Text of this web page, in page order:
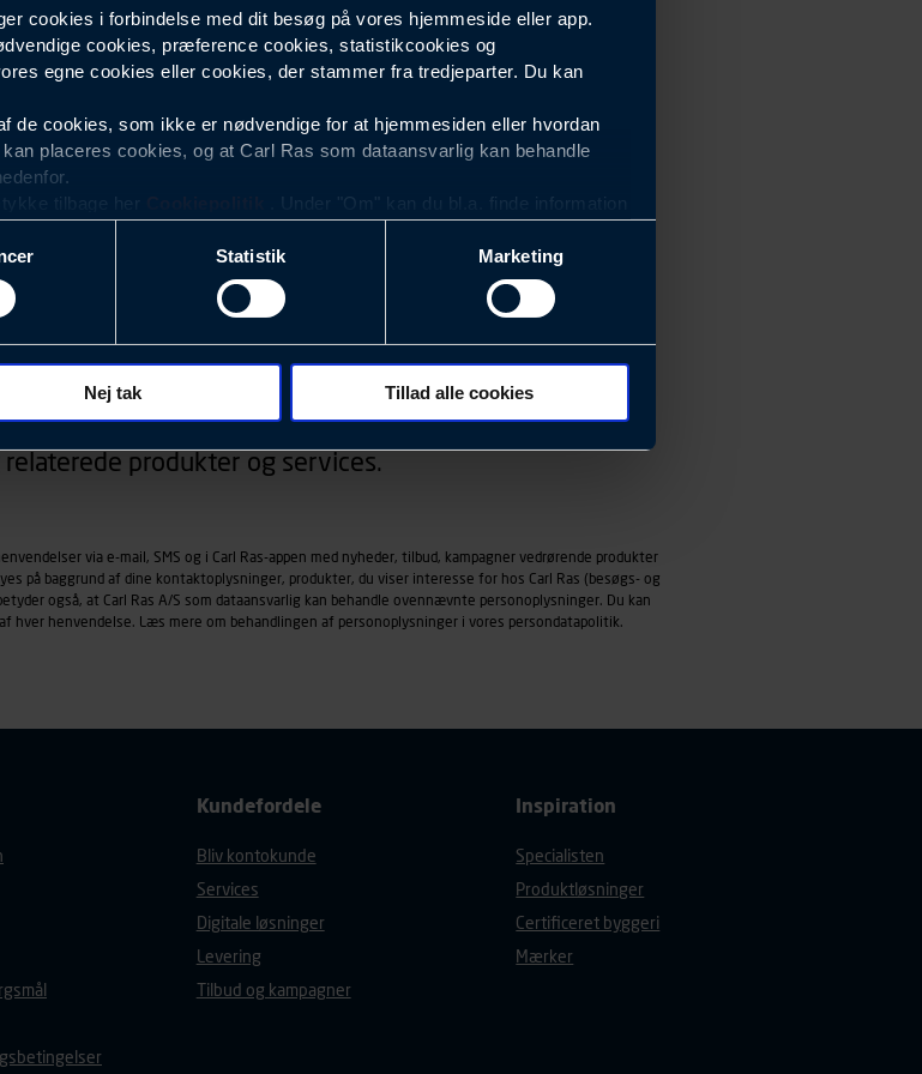
cookies i forbindelse med dit besøg på vores hjemmeside eller app.
cookies, præference cookies, statistikcookies og
egne cookies eller cookies, der stammer fra tredjeparter. Du kan
de cookies, som ikke er nødvendige for at hjemmesiden eller hvordan
placeres cookies, og at Carl Ras som dataansvarlig kan behandle
tilbage her
. Under "Om" kan du bl.a. finde information
at optimere design, brugervenlighed og effektiviteten af vores
oplysninger der er mest populære, og som derfor skal være nemme at
sider/indhold der besøges, browsertype, søgeord, IP-adresse,
mv.) samt de features, der anvendes.
formål behandles der personoplysninger om dit foretrukne sprog, og den
der er relevante (profilering). Til dette formål behandles der
(hjemmeside og app), herunder færden på siderne, tidspunkt, hvad der
søgeord, IP-adresse, informationer om enhedstype (computer,
Statistik Marketing
Nej tak Tillad alle cookies
information om events, der vedrører værktøj, beslag,
produkter og services.
via e-mail, SMS og i Carl Ras-appen med nyheder, tilbud, kampagner vedrørende produkter
på baggrund af dine kontaktoplysninger, produkter, du viser interesse for hos Carl Ras (besøgs- og
også, at Carl Ras A/S som dataansvarlig kan behandle ovennævnte personoplysninger. Du kan
hver henvendelse. Læs mere om behandlingen af personoplysninger i vores persondatapolitik.
Kundefordele
Bliv kontokunde
Services
Digitale løsninger
Levering
Tilbud og kampagner
Inspiration
Specialisten
Produktløsninger
Certificeret byggeri
Mærker